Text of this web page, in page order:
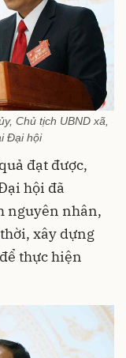
Chủ tịch UBND xã,
Đại hội
đạt được,
hội đã
nguyên nhân,
xây dựng
thực hiện